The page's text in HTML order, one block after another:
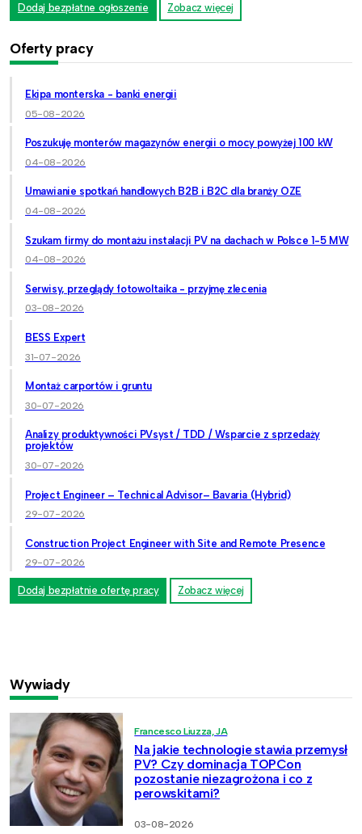
Dodaj bezpłatne ogłoszenie Zobacz więcej
Oferty pracy
Ekipa monterska - banki energii
05-08-2026
Poszukuję monterów magazynów energii o mocy powyżej 100 kW
04-08-2026
Umawianie spotkań handlowych B2B i B2C dla branży OZE
04-08-2026
Szukam firmy do montażu instalacji PV na dachach w Polsce 1-5 MW
04-08-2026
Serwisy, przeglądy fotowoltaika - przyjmę zlecenia
03-08-2026
BESS Expert
31-07-2026
Montaż carportów i gruntu
30-07-2026
Analizy produktywności PVsyst / TDD / Wsparcie z sprzedaży
projektów
30-07-2026
Project Engineer – Technical Advisor– Bavaria (Hybrid)
29-07-2026
Construction Project Engineer with Site and Remote Presence
29-07-2026
Dodaj bezpłatnie ofertę pracy Zobacz więcej
Wywiady
Francesco Liuzza, JA
Na jakie technologie stawia przemysł
PV? Czy dominacja TOPCon
pozostanie niezagrożona i co z
perowskitami?
03-08-2026